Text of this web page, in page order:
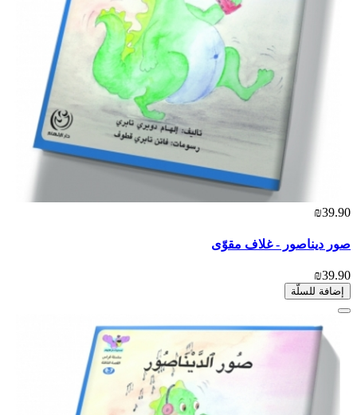
₪39.90
صور ديناصور - غلاف مقوّى
₪39.90
إضافة للسلّة